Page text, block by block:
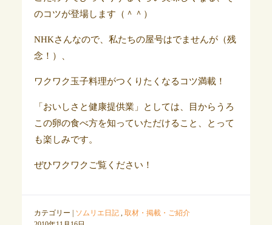
のコツが登場します（＾＾）
NHKさんなので、私たちの屋号はでませんが（残
念！）、
ワクワク玉子料理がつくりたくなるコツ満載！
「おいしさと健康提供業」としては、目からうろ
この卵の食べ方を知っていただけること、とって
も楽しみです。
ぜひワクワクご覧ください！
カテゴリー | ソムリエ日記, 取材・掲載・ご紹介